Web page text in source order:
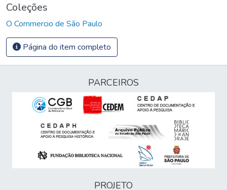
Coleções
O Commercio de São Paulo
Página do item completo
PARCEIROS
PROJETO